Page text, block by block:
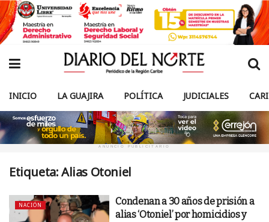
INICIO LA GUAJIRA POLÍTICA JUDICIALES
ANUNCIO PUBLICITARIO
Etiqueta:Alias Otoniel
NACIÓN
Condenan a 30 años de prisión a
alias ‘Otoniel’ por homicidios y